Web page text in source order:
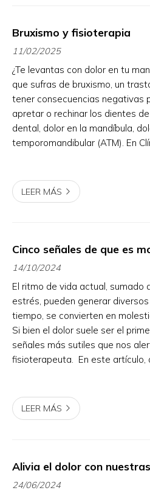
Bruxismo y fisioterapia
11/02/2025
¿Te levantas con dolor en tu
que sufras de bruxismo, un
tener consecuencias negativas
apretar o rechinar los dientes
dental, dolor en la mandíbula,
temporomandibular (ATM). En
LEER MÁS
Cinco señales de que es
14/10/2024
El ritmo de vida actual, sumado
estrés, pueden generar
tiempo, se convierten en
Si bien el dolor suele ser el
señales más sutiles que nos
fisioterapeuta. En este artículo,
LEER MÁS
Alivia el dolor con
24/06/2024